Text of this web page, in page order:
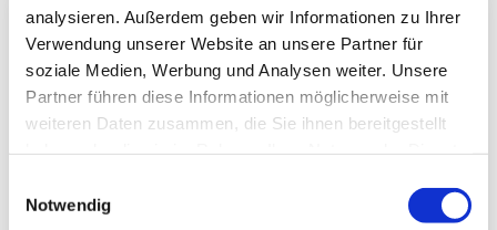
analysieren. Außerdem geben wir Informationen zu Ihrer
Verwendung unserer Website an unsere Partner für
soziale Medien, Werbung und Analysen weiter. Unsere
Partner führen diese Informationen möglicherweise mit
weiteren Daten zusammen, die Sie ihnen bereitgestellt
Notwendig